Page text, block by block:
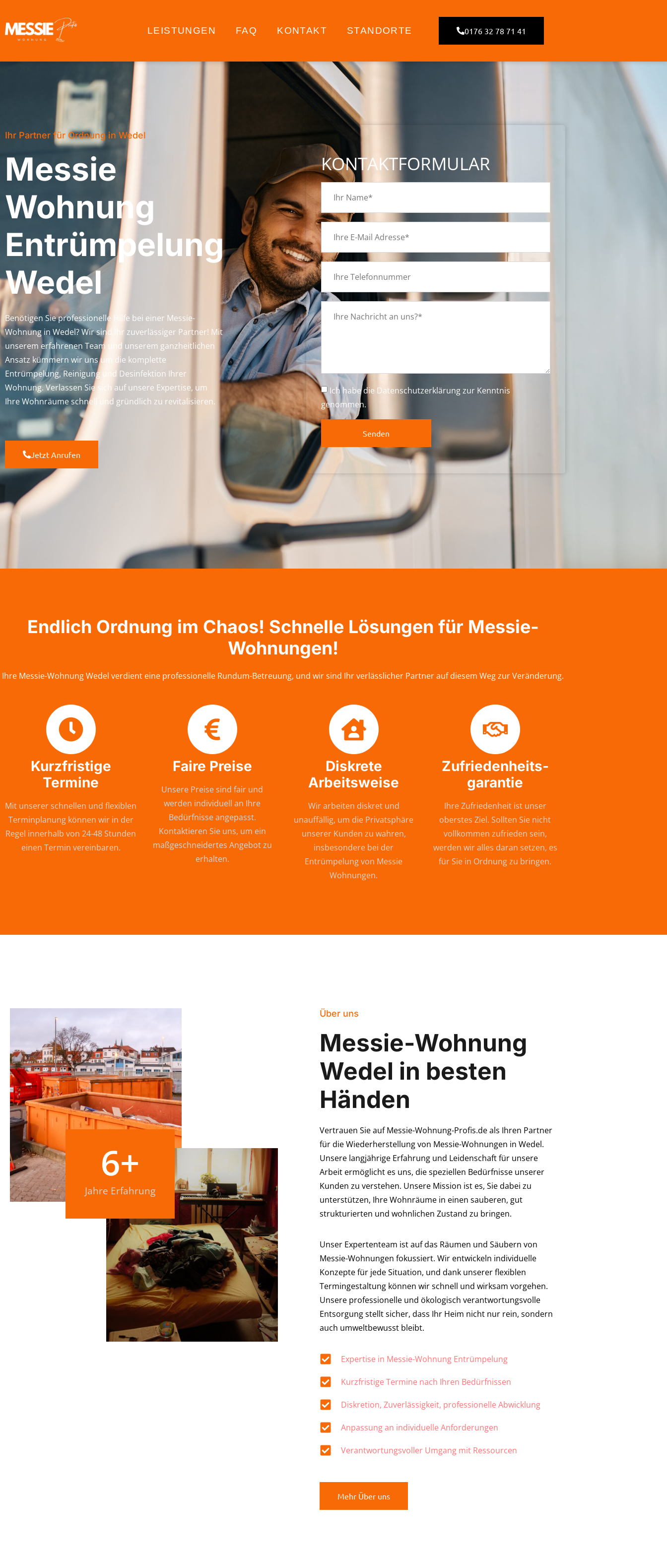
LEISTUNGEN FAQ KONTAKT STANDORTE 0176 32 78 71 41
Ihr Partner für Ordnung in Wedel
Messie
Wohnung
Entrümpelung
Wedel
Benötigen Sie professionelle Hilfe bei einer Messie-
Wohnung in Wedel? Wir sind Ihr zuverlässiger Partner! Mit
unserem erfahrenen Team und unserem ganzheitlichen
Ansatz kümmern wir uns um die komplette
Entrümpelung, Reinigung und Desinfektion Ihrer
Wohnung. Verlassen Sie sich auf unsere Expertise, um
Ihre Wohnräume schnell und gründlich zu revitalisieren.
Jetzt Anrufen
KONTAKTFORMULAR
Ich habe die Datenschutzerklärungzur Kenntnis
genommen.
Senden
Endlich Ordnung im Chaos! Schnelle Lösungen für Messie-
Wohnungen!
Ihre Messie-Wohnung Wedel verdient eine professionelle Rundum-Betreuung, und wir sind Ihr verlässlicher Partner auf diesem Weg zur Veränderung.
Kurzfristige
Termine
Mit unserer schnellen und flexiblen
Terminplanung können wir in der
Regel innerhalb von 24-48 Stunden
einen Termin vereinbaren.
Faire Preise
Unsere Preise sind fair und
werden individuell an Ihre
Bedürfnisse angepasst.
Kontaktieren Sie uns, um ein
maßgeschneidertes Angebot zu
erhalten.
Diskrete
Arbeitsweise
Wir arbeiten diskret und
unauffällig, um die Privatsphäre
unserer Kunden zu wahren,
insbesondere bei der
Entrümpelung von Messie
Wohnungen.
Zufriedenheits-
garantie
Ihre Zufriedenheit ist unser
oberstes Ziel. Sollten Sie nicht
vollkommen zufrieden sein,
werden wir alles daran setzen, es
für Sie in Ordnung zu bringen.
Jahre Erfahrung
6+
Über uns
Messie-Wohnung
Wedel in besten
Händen
Vertrauen Sie auf Messie-Wohnung-Profis.de als Ihren Partner
für die Wiederherstellung von Messie-Wohnungen in Wedel.
Unsere langjährige Erfahrung und Leidenschaft für unsere
Arbeit ermöglicht es uns, die speziellen Bedürfnisse unserer
Kunden zu verstehen. Unsere Mission ist es, Sie dabei zu
unterstützen, Ihre Wohnräume in einen sauberen, gut
strukturierten und wohnlichen Zustand zu bringen.
Unser Expertenteam ist auf das Räumen und Säubern von
Messie-Wohnungen fokussiert. Wir entwickeln individuelle
Konzepte für jede Situation, und dank unserer flexiblen
Termingestaltung können wir schnell und wirksam vorgehen.
Unsere professionelle und ökologisch verantwortungsvolle
Entsorgung stellt sicher, dass Ihr Heim nicht nur rein, sondern
auch umweltbewusst bleibt.
Expertise in Messie-Wohnung Entrümpelung
Kurzfristige Termine nach Ihren Bedürfnissen
Diskretion, Zuverlässigkeit, professionelle Abwicklung
Anpassung an individuelle Anforderungen
Verantwortungsvoller Umgang mit Ressourcen
Mehr Über uns